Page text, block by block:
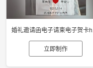
立即制作